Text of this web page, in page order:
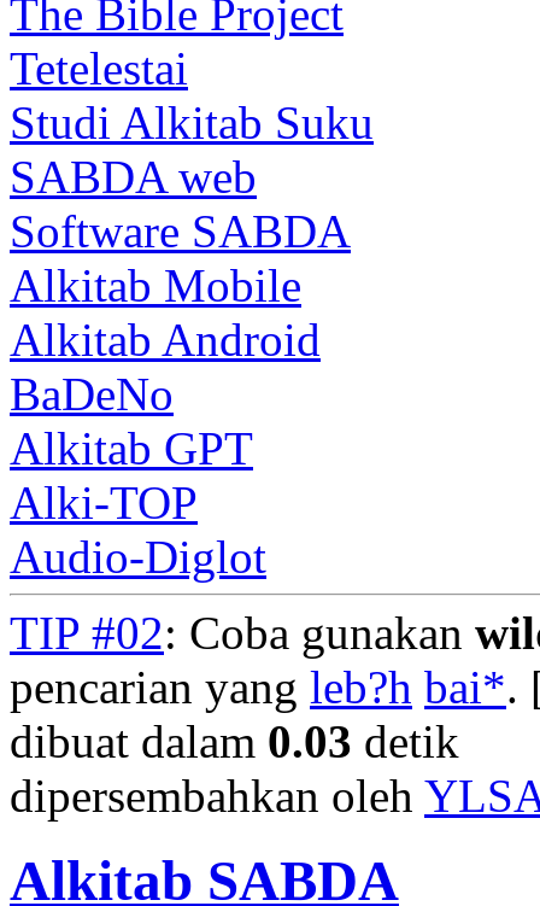
The Bible Project
Tetelestai
Studi Alkitab Suku
SABDA web
Software SABDA
Alkitab Mobile
Alkitab Android
BaDeNo
Alkitab GPT
Alki-TOP
Audio-Diglot
TIP #02: Coba gunakan
pencarian yang leb?h bai*.
dibuat dalam 0.03 detik
dipersembahkan oleh
Alkitab SABDA